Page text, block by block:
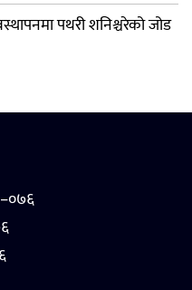
पथरी शनिश्चरेको जोड